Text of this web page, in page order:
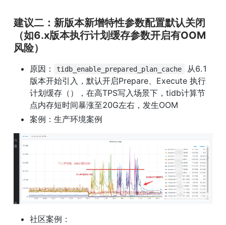
建议二：新版本新增特性参数配置默认关闭
（如6.x版本执行计划缓存参数开启有OOM
风险）
原因： tidb_enable_prepared_plan_cache
从6.1
版本开始引入，默认开启Prepare、Execute 执行
计划缓存（），在高TPS写入场景下，tidb计算节
点内存短时间暴涨至20G左右，发生OOM
案例：生产环境案例
社区案例：